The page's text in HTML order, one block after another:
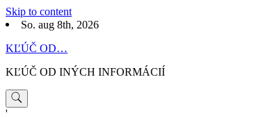
Skip to content
So. aug 8th, 2026
KĽÚČ OD…
KĽÚČ OD INÝCH INFORMÁCIÍ
'